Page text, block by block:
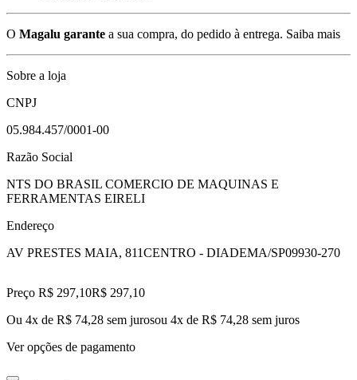
O Magalu garante a sua compra, do pedido à entrega. Saiba mais
Sobre a loja
CNPJ
05.984.457/0001-00
Razão Social
NTS DO BRASIL COMERCIO DE MAQUINAS E
FERRAMENTAS EIRELI
Endereço
AV PRESTES MAIA, 811CENTRO - DIADEMA/SP09930-270
Preço R$ 297,10R$ 297,10
Ou 4x de R$ 74,28 sem jurosou 4x de R$ 74,28 sem juros
Ver opções de pagamento